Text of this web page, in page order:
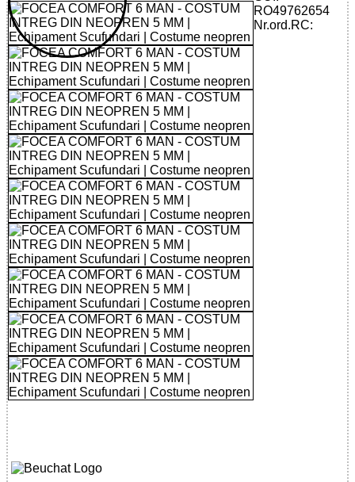
RO49762654
Nr.ord.RC: